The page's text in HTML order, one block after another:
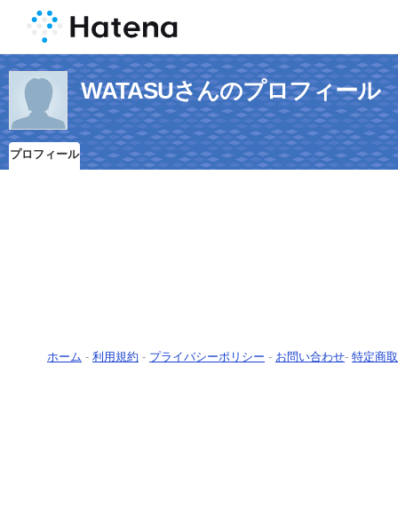
WATASUさんのプロフィール
プロフィール
ホーム - 利用規約 - プライバシーポリシー - お問い合わせ- 特定商